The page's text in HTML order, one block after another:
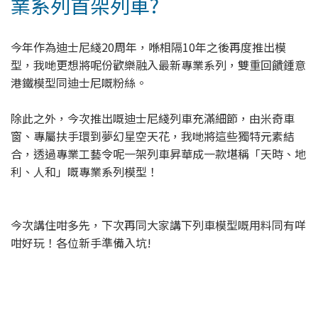
今年作為迪士尼綫20周年，喺相隔10年之後再度推出模
型，我哋更想將呢份歡樂融入最新專業系列，雙重回饋鍾意
港鐵模型同迪士尼嘅粉絲。
除此之外，今次推出嘅迪士尼綫列車充滿細節，由米奇車
窗、專屬扶手環到夢幻星空天花，我哋將這些獨特元素結
合，透過專業工藝令呢一架列車昇華成一款堪稱「天時、地
利、人和」嘅專業系列模型！
今次講住咁多先，下次再同大家講下列車模型嘅用料同有咩
咁好玩！各位新手準備入坑!